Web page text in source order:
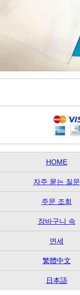
HOME
자주 묻는 질문
주문 조회
장바구니 속
면세
繁體中文
日本語